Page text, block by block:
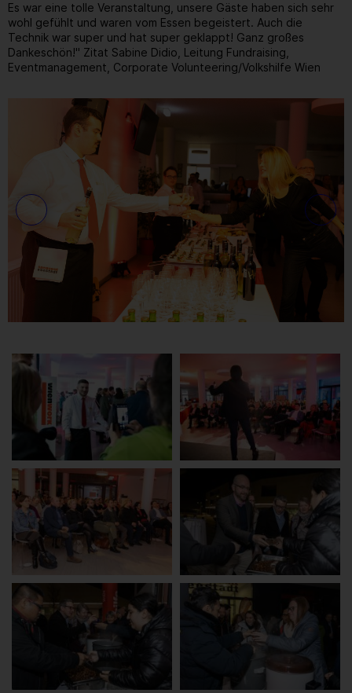
Es war eine tolle Veranstaltung, unsere Gäste haben sich sehr
wohl gefühlt und waren vom Essen begeistert. Auch die
Technik war super und hat super geklappt! Ganz großes
Dankeschön!" Zitat Sabine Didio, Leitung Fundraising,
Eventmanagement, Corporate Volunteering/Volkshilfe Wien